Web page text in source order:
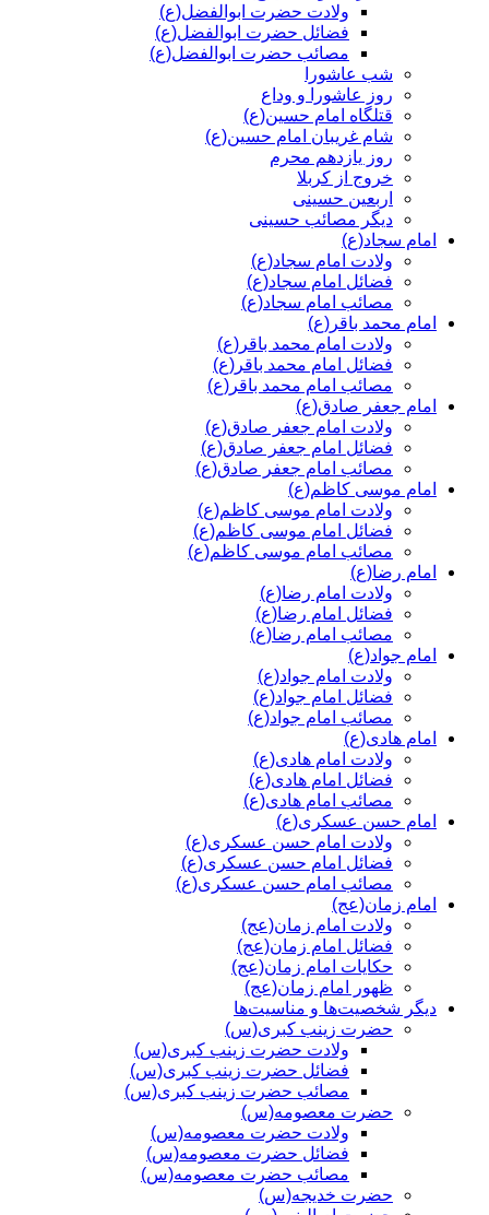
ولادت حضرت ابوالفضل(ع)
فضائل حضرت ابوالفضل(ع)
مصائب حضرت ابوالفضل(ع)
شب عاشورا
روز عاشورا و وداع
قتلگاه امام حسین(ع)
شام غریبان امام حسین(ع)
روز یازدهم محرم
خروج از کربلا
اربعین حسینی
دیگر مصائب حسینی
امام سجاد(ع)
ولادت امام سجاد(ع)
فضائل امام سجاد(ع)
مصائب امام سجاد(ع)
امام محمد باقر(ع)
ولادت امام محمد باقر(ع)
فضائل امام محمد باقر(ع)
مصائب امام محمد باقر(ع)
امام جعفر صادق(ع)
ولادت امام جعفر صادق(ع)
فضائل امام جعفر صادق(ع)
مصائب امام جعفر صادق(ع)
امام موسی کاظم(ع)
ولادت امام موسی کاظم(ع)
فضائل امام موسی کاظم(ع)
مصائب امام موسی کاظم(ع)
امام رضا(ع)
ولادت امام رضا(ع)
فضائل امام رضا(ع)
مصائب امام رضا(ع)
امام جواد(ع)
ولادت امام جواد(ع)
فضائل امام جواد(ع)
مصائب امام جواد(ع)
امام هادی(ع)
ولادت امام هادی(ع)
فضائل امام هادی(ع)
مصائب امام هادی(ع)
امام حسن عسکری(ع)
ولادت امام حسن عسکری(ع)
فضائل امام حسن عسکری(ع)
مصائب امام حسن عسکری(ع)
امام زمان(عج)
ولادت امام زمان(عج)
فضائل امام زمان(عج)
حکایات امام زمان(عج)
ظهور امام زمان(عج)
دیگر شخصیت‌ها و مناسیت‌ها
حضرت زینب کبری(س)
ولادت حضرت زینب کبری(س)
فضائل حضرت زینب کبری(س)
مصائب حضرت زینب کبری(س)
حضرت معصومه(س)
ولادت حضرت معصومه(س)
فضائل حضرت معصومه(س)
مصائب حضرت معصومه(س)
حضرت خدیجه(س)